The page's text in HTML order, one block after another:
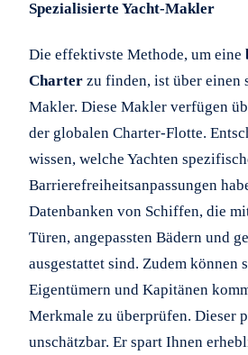
Spezialisierte Yacht-Makler
Die effektivste Methode, um eine
Charter zu finden, ist über einen
Makler. Diese Makler verfügen
der globalen Charter-Flotte.
wissen, welche Yachten
Barrierefreiheitsanpassungen
Datenbanken von Schiffen, die
Türen, angepassten Bädern und
ausgestattet sind. Zudem können
Eigentümern und Kapitänen
Merkmale zu überprüfen. Dieser
unschätzbar. Er spart Ihnen